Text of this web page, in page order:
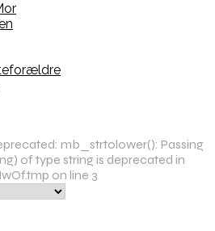
mb_strtolower(): Passing
of type string is deprecated in
on line 3